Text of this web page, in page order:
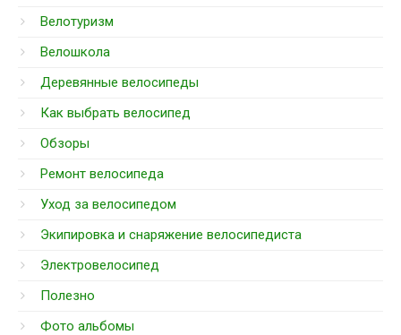
Велотуризм
Велошкола
Деревянные велосипеды
Как выбрать велосипед
Обзоры
Ремонт велосипеда
Уход за велосипедом
Экипировка и снаряжение велосипедиста
Электровелосипед
Полезно
Фото альбомы